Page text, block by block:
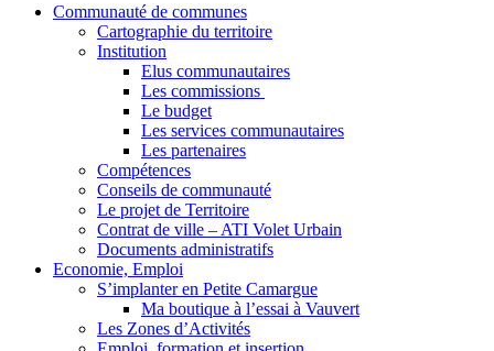
Communauté de communes
Cartographie du territoire
Institution
Elus communautaires
Les commissions
Le budget
Les services communautaires
Les partenaires
Compétences
Conseils de communauté
Le projet de Territoire
Contrat de ville – ATI Volet Urbain
Documents administratifs
Economie, Emploi
S’implanter en Petite Camargue
Ma boutique à l’essai à Vauvert
Les Zones d’Activités